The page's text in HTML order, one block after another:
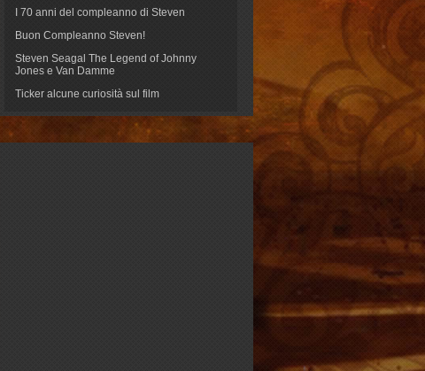
I 70 anni del compleanno di Steven
Buon Compleanno Steven!
Steven Seagal The Legend of Johnny
Jones e Van Damme
Ticker alcune curiosità sul film